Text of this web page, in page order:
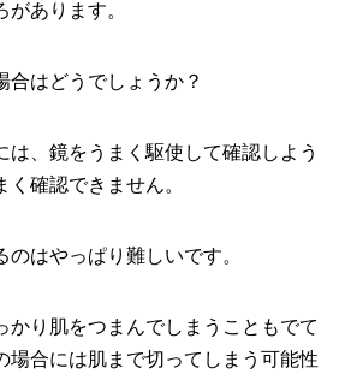
あります。
合はどうでしょうか？
は、鏡をうまく駆使して確認しよう
く確認できません。
はやっぱり難しいです。
かり肌をつまんでしまうこともでて
場合には肌まで切ってしまう可能性